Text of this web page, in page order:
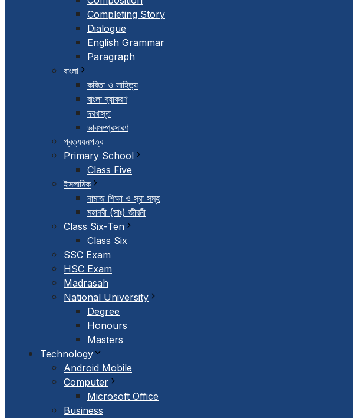
Completing Story
Dialogue
English Grammar
Paragraph
বাংলা
কবিতা ও সাহিত্য
বাংলা ব্যাকরণ
দরখাস্ত
ভাবসম্প্রসারণ
প্রত্যয়নপত্র
Primary School
Class Five
ইসলামিক
নামাজ শিক্ষা ও সূরা সমূহ
মহানবী (সাঃ) জীবনী
Class Six-Ten
Class Six
SSC Exam
HSC Exam
Madrasah
National University
Degree
Honours
Masters
Technology
Android Mobile
Computer
Microsoft Office
Business